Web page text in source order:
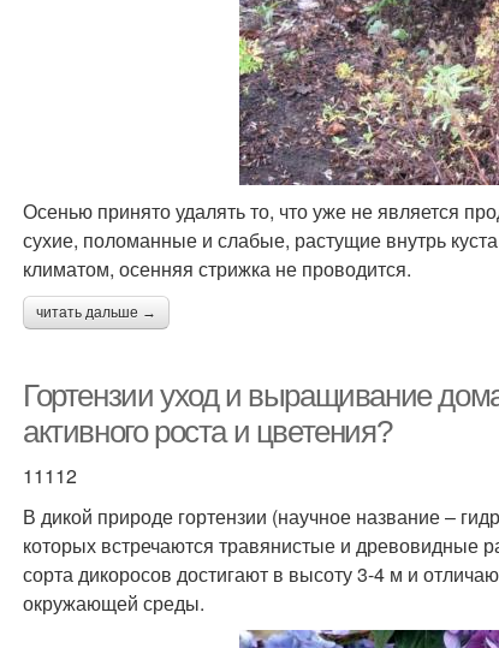
Осенью принято удалять то, что уже не является
сухие, поломанные и слабые, растущие внутрь
климатом, осенняя стрижка не проводится.
читать дальше →
Гортензии уход и выращивание
активного роста и цветения?
11112
В дикой природе гортензии (научное название –
которых встречаются травянистые и древовидные
сорта дикоросов достигают в высоту 3-4 м и
окружающей среды.